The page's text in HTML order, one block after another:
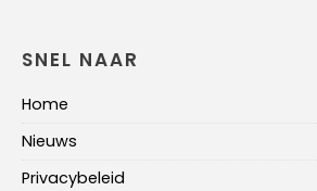
SNEL NAAR
Home
Nieuws
Privacybeleid